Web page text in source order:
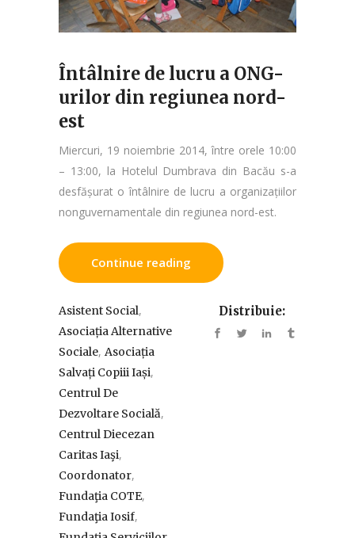
Întâlnire de lucru a ONG-
urilor din regiunea nord-
est
Miercuri, 19 noiembrie 2014, între orele 10:00
– 13:00, la Hotelul Dumbrava din Bacău s-a
desfășurat o întâlnire de lucru a organizațiilor
nonguvernamentale din regiunea nord-est.
Continue reading
Asistent Social,
Asociația Alternative
Sociale, Asociația
Salvați Copiii Iași,
Centrul De
Dezvoltare Socială,
Centrul Diecezan
Caritas Iaşi,
Coordonator,
Fundaţia COTE,
Fundaţia Iosif,
Distribuie: